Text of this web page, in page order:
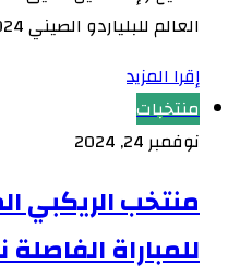
العالم للبلياردو الصيني 2024 WPA…
إقرا المزيد
منتخبات
نوفمبر 24, 2024
منتخب الريكبي
للمباراة